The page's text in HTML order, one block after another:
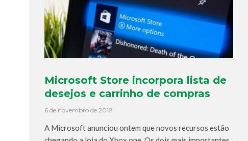
Microsoft Store incorpora lista de
desejos e carrinho de compras
6 de novembro de 2018
A Microsoft anunciou ontem que novos recursos estão